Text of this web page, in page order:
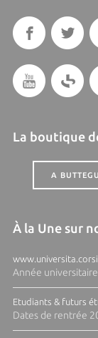
La boutique
A
À la Une sur
Année
Etudiants & futurs
Dates de rentrée